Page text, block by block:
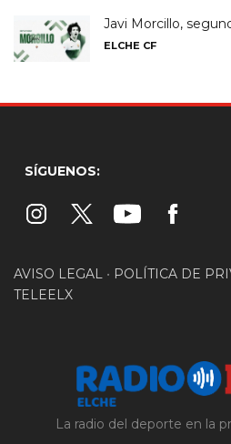
Javi Morcillo,
ELCHE CF
SÍGUENOS:
AVISO LEGAL • POLÍTICA DE
TELEELX
La radio del deporte en la